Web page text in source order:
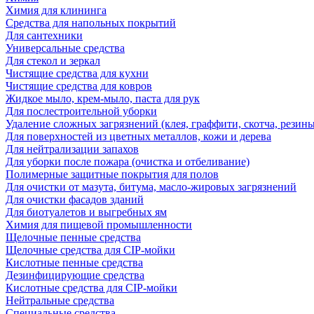
Химия для клининга
Средства для напольных покрытий
Для сантехники
Универсальные средства
Для стекол и зеркал
Чистящие средства для кухни
Чистящие средства для ковров
Жидкое мыло, крем-мыло, паста для рук
Для послестроительной уборки
Удаление сложных загрязнений (клея, граффити, скотча,
Для поверхностей из цветных металлов, кожи и дерева
Для нейтрализации запахов
Для уборки после пожара (очистка и отбеливание)
Полимерные защитные покрытия для полов
Для очистки от мазута, битума, масло-жировых загрязнений
Для очистки фасадов зданий
Для биотуалетов и выгребных ям
Химия для пищевой промышленности
Щелочные пенные средства
Щелочные средства для CIP-мойки
Кислотные пенные средства
Дезинфицирующие средства
Кислотные средства для CIP-мойки
Нейтральные средства